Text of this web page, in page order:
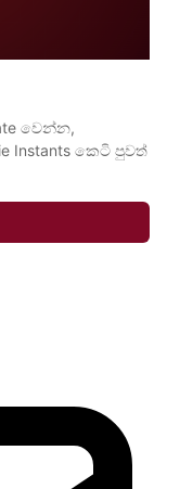
වෙන්න,
Instants කෙටි පුවත්